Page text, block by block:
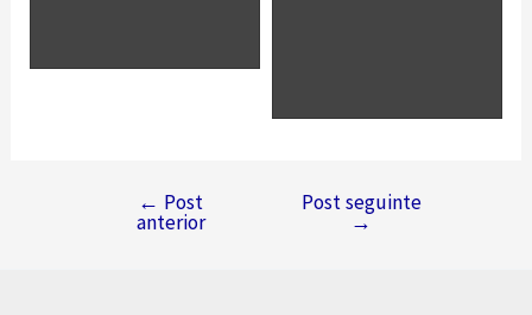
Navegação
← Post
anterior
Post seguinte
→